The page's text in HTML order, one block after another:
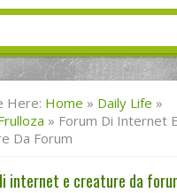
Here: Home » Daily Life »
» Forum Di Internet E
Da Forum
internet e creature da